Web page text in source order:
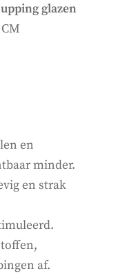
glazen
en
minder.
en strak
af.